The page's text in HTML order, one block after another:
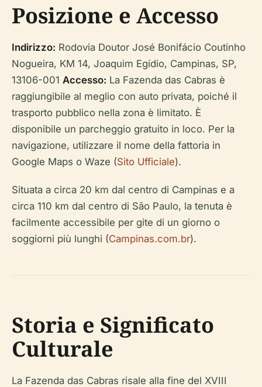
Posizione e Accesso
Indirizzo: Rodovia Doutor José Bonifácio Coutinho
Nogueira, KM 14, Joaquim Egídio, Campinas, SP,
13106-001 Accesso: La Fazenda das Cabras è
raggiungibile al meglio con auto privata, poiché il
trasporto pubblico nella zona è limitato. È
disponibile un parcheggio gratuito in loco. Per la
navigazione, utilizzare il nome della fattoria in
Google Maps o Waze (Sito Ufficiale).
Situata a circa 20 km dal centro di Campinas e a
circa 110 km dal centro di São Paulo, la tenuta è
facilmente accessibile per gite di un giorno o
soggiorni più lunghi (Campinas.com.br).
Storia e Significato
Culturale
La Fazenda das Cabras risale alla fine del XVIII